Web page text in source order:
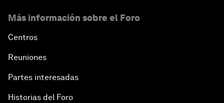
Más información sobre el Foro
Centros
Reuniones
Partes interesadas
Historias del Foro